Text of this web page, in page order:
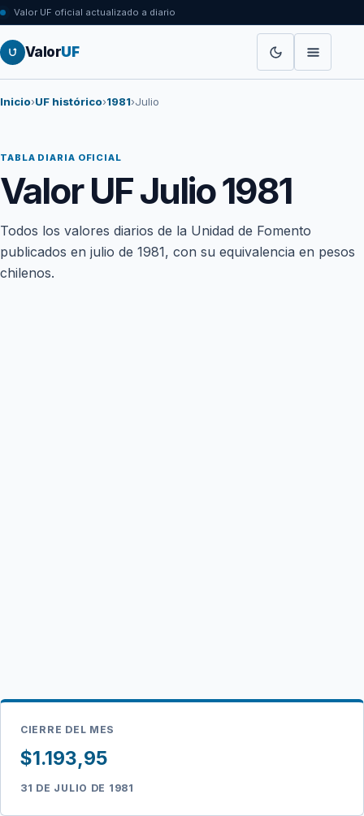
Valor UF oficial actualizado a diario
ValorUF
Inicio›UF histórico›1981›Julio
TABLA DIARIA OFICIAL
Valor UF Julio 1981
Todos los valores diarios de la Unidad de Fomento
publicados en julio de 1981, con su equivalencia en pesos
chilenos.
CIERRE DEL MES
$1.193,95
31 DE JULIO DE 1981